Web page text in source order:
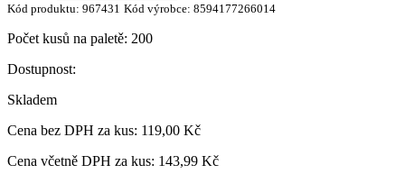
Kód produktu: 967431 Kód výrobce: 8594177266014
Počet kusů na paletě: 200
Dostupnost:
Skladem
Cena bez DPH za kus: 119,00 Kč
Cena včetně DPH za kus: 143,99 Kč